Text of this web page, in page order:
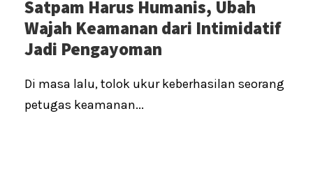
Satpam Harus Humanis, Ubah
Wajah Keamanan dari Intimidatif
Jadi Pengayoman
Di masa lalu, tolok ukur keberhasilan seorang
petugas keamanan...